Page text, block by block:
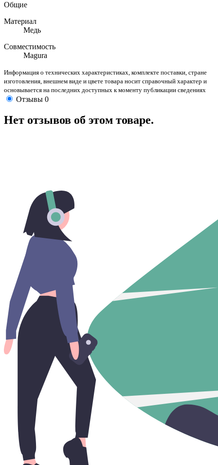
Общие
Материал
Медь
Совместимость
Magura
Информация о технических характеристиках, комплекте поставки, стране
изготовления, внешнем виде и цвете товара носит справочный характер и
основывается на последних доступных к моменту публикации сведениях
Отзывы 0
Нет отзывов об этом товаре.